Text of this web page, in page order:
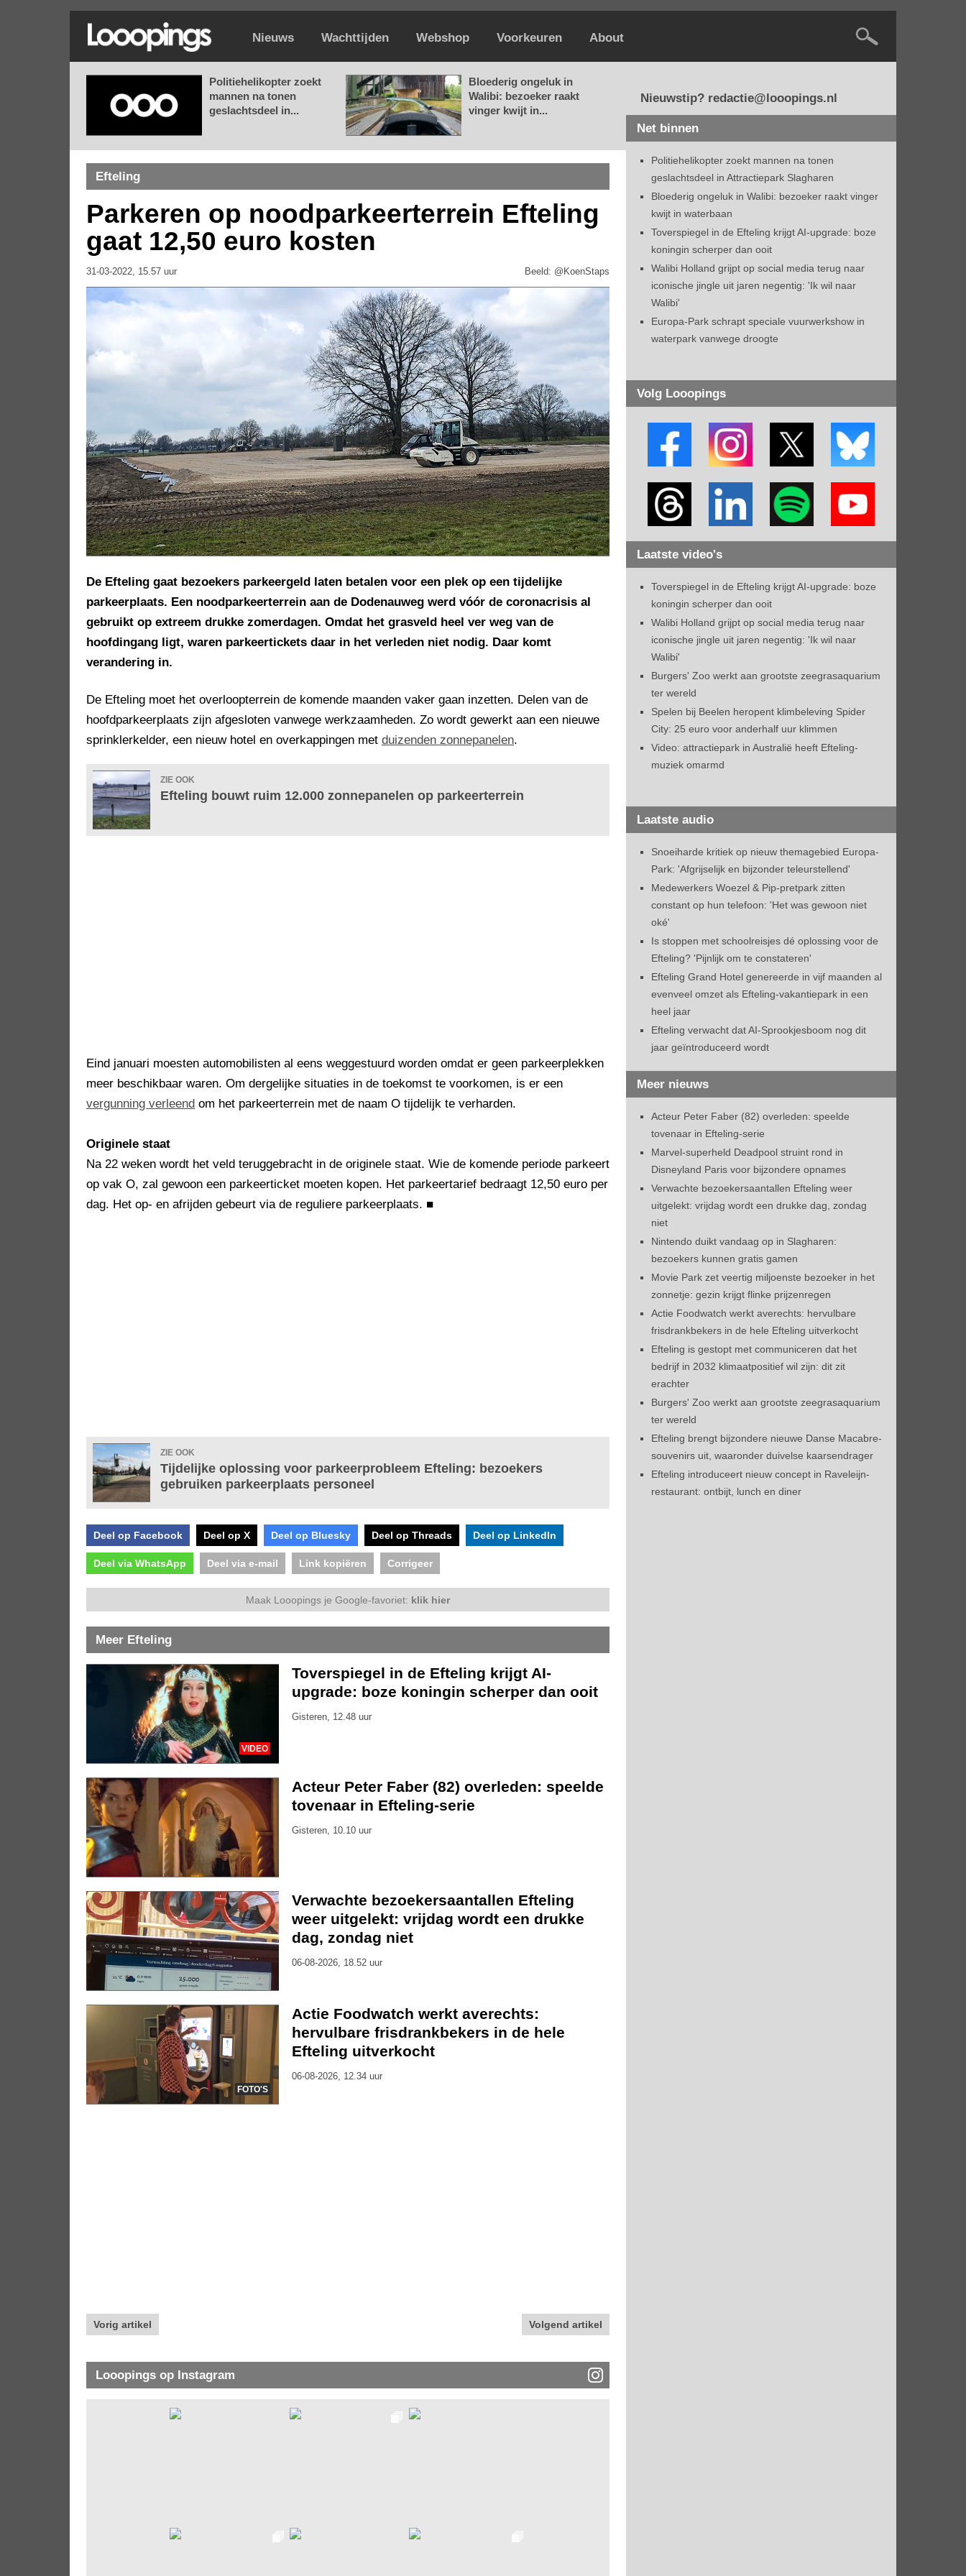
Nieuws Wachttijden Webshop Voorkeuren About
Politiehelikopter zoekt
mannen na tonen
geslachtsdeel in...
Bloederig ongeluk in
Walibi: bezoeker raakt
vinger kwijt in...
Efteling
Parkeren op noodparkeerterrein Efteling
gaat 12,50 euro kosten
31-03-2022, 15.57 uur Beeld: @KoenStaps
De Efteling gaat bezoekers parkeergeld laten betalen voor een plek op een tijdelijke
parkeerplaats. Een noodparkeerterrein aan de Dodenauweg werd vóór de coronacrisis al
gebruikt op extreem drukke zomerdagen. Omdat het grasveld heel ver weg van de
hoofdingang ligt, waren parkeertickets daar in het verleden niet nodig. Daar komt
verandering in.
De Efteling moet het overloopterrein de komende maanden vaker gaan inzetten. Delen van de
hoofdparkeerplaats zijn afgesloten vanwege werkzaamheden. Zo wordt gewerkt aan een nieuwe
sprinklerkelder, een nieuw hotel en overkappingen met duizenden zonnepanelen.
ZIE OOK
Efteling bouwt ruim 12.000 zonnepanelen op parkeerterrein
Eind januari moesten automobilisten al eens weggestuurd worden omdat er geen parkeerplekken
meer beschikbaar waren. Om dergelijke situaties in de toekomst te voorkomen, is er een
vergunning verleend om het parkeerterrein met de naam O tijdelijk te verharden.
Originele staat
Na 22 weken wordt het veld teruggebracht in de originele staat. Wie de komende periode parkeert
op vak O, zal gewoon een parkeerticket moeten kopen. Het parkeertarief bedraagt 12,50 euro per
dag. Het op- en afrijden gebeurt via de reguliere parkeerplaats. ■
ZIE OOK
Tijdelijke oplossing voor parkeerprobleem Efteling: bezoekers
gebruiken parkeerplaats personeel
Deel op Facebook Deel op X Deel op Bluesky Deel op Threads Deel op LinkedIn
Deel via WhatsApp Deel via e-mail Link kopiëren Corrigeer
Maak Looopings je Google-favoriet: klik hier
Meer Efteling
VIDEO
Toverspiegel in de Efteling krijgt AI-
upgrade: boze koningin scherper dan ooit
Gisteren, 12.48 uur
Acteur Peter Faber (82) overleden: speelde
tovenaar in Efteling-serie
Gisteren, 10.10 uur
Verwachte bezoekersaantallen Efteling
weer uitgelekt: vrijdag wordt een drukke
dag, zondag niet
06-08-2026, 18.52 uur
FOTO'S
Actie Foodwatch werkt averechts:
hervulbare frisdrankbekers in de hele
Efteling uitverkocht
06-08-2026, 12.34 uur
Vorig artikel Volgend artikel
Looopings op Instagram
Nieuwstip? redactie@looopings.nl
Net binnen
Politiehelikopter zoekt mannen na tonen
geslachtsdeel in Attractiepark Slagharen
Bloederig ongeluk in Walibi: bezoeker raakt vinger
kwijt in waterbaan
Toverspiegel in de Efteling krijgt AI-upgrade: boze
koningin scherper dan ooit
Walibi Holland grijpt op social media terug naar
iconische jingle uit jaren negentig: 'Ik wil naar
Walibi'
Europa-Park schrapt speciale vuurwerkshow in
waterpark vanwege droogte
Volg Looopings
Laatste video's
Toverspiegel in de Efteling krijgt AI-upgrade: boze
koningin scherper dan ooit
Walibi Holland grijpt op social media terug naar
iconische jingle uit jaren negentig: 'Ik wil naar
Walibi'
Burgers' Zoo werkt aan grootste zeegrasaquarium
ter wereld
Spelen bij Beelen heropent klimbeleving Spider
City: 25 euro voor anderhalf uur klimmen
Video: attractiepark in Australië heeft Efteling-
muziek omarmd
Laatste audio
Snoeiharde kritiek op nieuw themagebied Europa-
Park: 'Afgrijselijk en bijzonder teleurstellend'
Medewerkers Woezel & Pip-pretpark zitten
constant op hun telefoon: 'Het was gewoon niet
oké'
Is stoppen met schoolreisjes dé oplossing voor de
Efteling? 'Pijnlijk om te constateren'
Efteling Grand Hotel genereerde in vijf maanden al
evenveel omzet als Efteling-vakantiepark in een
heel jaar
Efteling verwacht dat AI-Sprookjesboom nog dit
jaar geïntroduceerd wordt
Meer nieuws
Acteur Peter Faber (82) overleden: speelde
tovenaar in Efteling-serie
Marvel-superheld Deadpool struint rond in
Disneyland Paris voor bijzondere opnames
Verwachte bezoekersaantallen Efteling weer
uitgelekt: vrijdag wordt een drukke dag, zondag
niet
Nintendo duikt vandaag op in Slagharen:
bezoekers kunnen gratis gamen
Movie Park zet veertig miljoenste bezoeker in het
zonnetje: gezin krijgt flinke prijzenregen
Actie Foodwatch werkt averechts: hervulbare
frisdrankbekers in de hele Efteling uitverkocht
Efteling is gestopt met communiceren dat het
bedrijf in 2032 klimaatpositief wil zijn: dit zit
erachter
Burgers' Zoo werkt aan grootste zeegrasaquarium
ter wereld
Efteling brengt bijzondere nieuwe Danse Macabre-
souvenirs uit, waaronder duivelse kaarsendrager
Efteling introduceert nieuw concept in Raveleijn-
restaurant: ontbijt, lunch en diner